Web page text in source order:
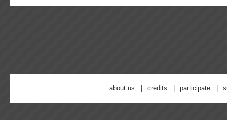
about us credits participate